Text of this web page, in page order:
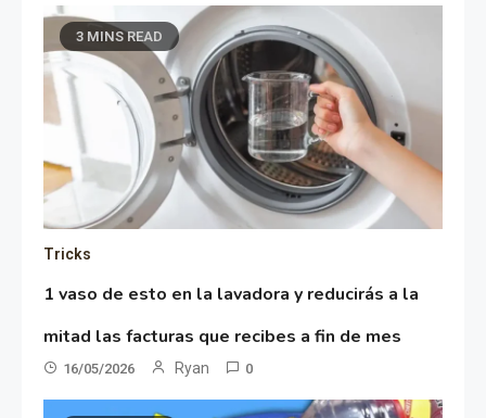
3 MINS READ
Tricks
1 vaso de esto en la lavadora y reducirás a la
mitad las facturas que recibes a fin de mes
16/05/2026 Ryan 0